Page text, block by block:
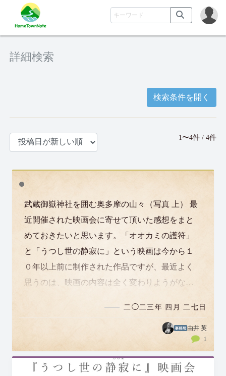
詳細検索
検索条件を開く
1〜4件 / 4件
武蔵御嶽神社を囲む奥多摩の山々（写真 上） 最
近開催された映画会に寄せて頂いた感想をまと
めておきたいと思います。「オオカミの護符」
と「うつし世の静寂に」という映画は今から１
０年以上前に制作された作品ですが、最近よく
思うのは、映画の内容は全く変わりようがない
二◯二三年 四月 二七日
由井 英
1